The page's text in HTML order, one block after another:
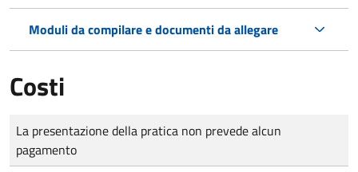
Moduli da compilare e documenti da allegare
Costi
Tipo di pagamento
Importo
La presentazione della pratica non prevede alcun
pagamento